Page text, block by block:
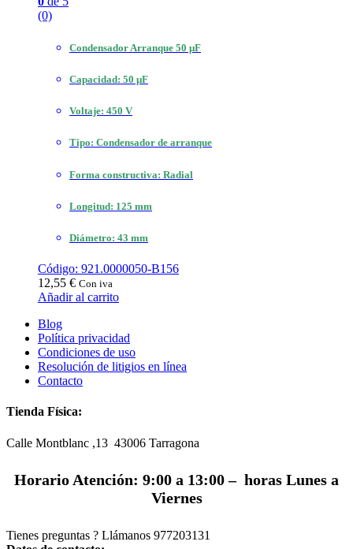
(0)
Condensador Arranque 50 μF
Capacidad: 50 μF
Voltaje: 450 V
Tipo: Condensador de arranque
Forma constructiva: Radial
Longitud: 125 mm
Diámetro: 43 mm
Código: 921.0000050-B156
12,55 € Con iva
Añadir al carrito
Blog
Política privacidad
Condiciones de uso
Resolución de litigios en línea
Contacto
Tienda Física:
Calle Montblanc ,13 43006 Tarragona
Horario Atención: 9:00 a 13:00 – horas Lunes a
Viernes
Tienes preguntas ? Llámanos 977203131